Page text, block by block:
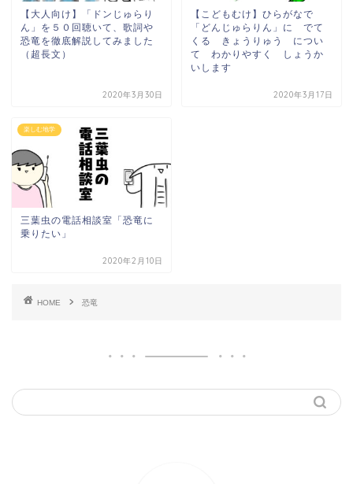
【大人向け】「ドンじゅらり
ん」を５０回聴いて、歌詞や
恐竜を徹底解説してみました
（超長文）
2020年3月30日
【こどもむけ】ひらがなで
「どんじゅらりん」に でて
くる きょうりゅう につい
て わかりやすく しょうか
いします
2020年3月17日
楽しむ地学
三葉虫の電話相談室「恐竜に
乗りたい」
2020年2月10日
HOME 恐竜